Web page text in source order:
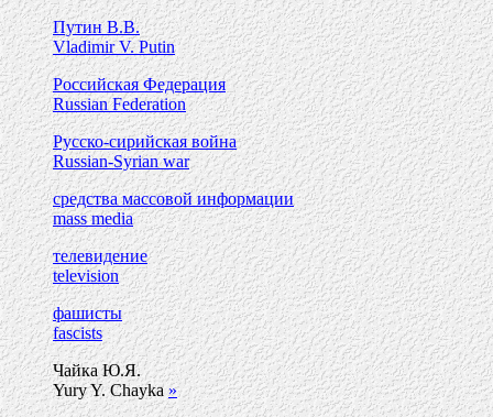
Путин В.В.
Vladimir V. Putin
Российская Федерация
Russian Federation
Русско-сирийская война
Russian-Syrian war
средства массовой информации
mass media
телевидение
television
фашисты
fascists
Чайка Ю.Я.
Yury Y. Chayka »